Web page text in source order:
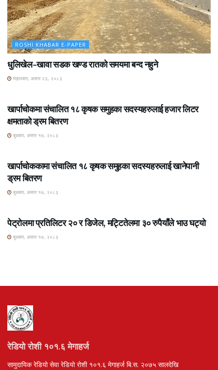
ROSHI KHABAR E-PAPER
धुलिखेल–खावा सडक खण्ड रातको समयमा बन्द नहुने
मङ्लबार, असार २३, २०८३
खार्पाचोकमा संचालित १८ कृषक समुहका सदस्यहरुलाई हजार लिटर
क्षमताको ड्रम बितरण
बुधबार, असार १७, २०८३
खार्पाचोककामा संचालित १८ कृषक समुहका सदस्यहरुलाई खानेपानी
ड्रम बितरण
बुधबार, असार १७, २०८३
पेट्रोलमा प्रतिलिटर २० र डिजेल, मट्टितेलमा ३० रुपैयाँले भाउ घट्यो
बुधबार, असार १७, २०८३
रेडियो रोशी १०१.६ मेगाहर्ज
सामुदायिक रेडियो सेवा रेडियो रोशी १०१.६ मेगाहर्ज बि.स. २०७५ सालदेखि